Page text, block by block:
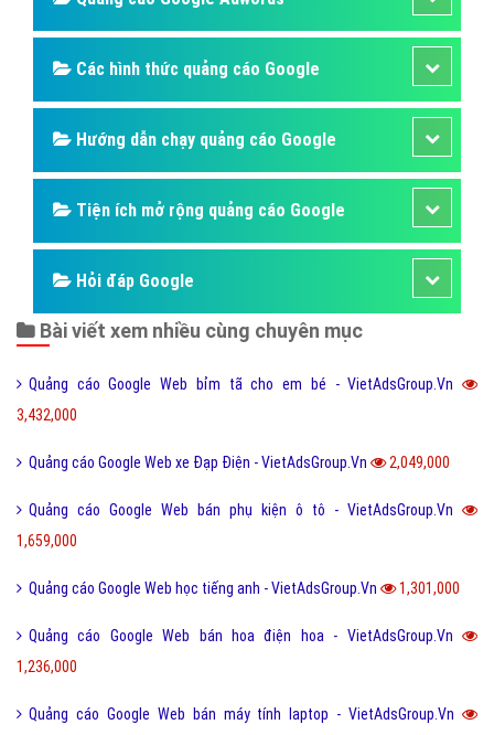
Các hình thức quảng cáo Google
Hướng dẫn chạy quảng cáo Google
Tiện ích mở rộng quảng cáo Google
Hỏi đáp Google
Bài viết xem nhiều cùng chuyên mục
Quảng cáo Google Web bỉm tã cho em bé - VietAdsGroup.Vn
3,432,000
Quảng cáo Google Web xe Đạp Điện - VietAdsGroup.Vn 2,049,000
Quảng cáo Google Web bán phụ kiện ô tô - VietAdsGroup.Vn
1,659,000
Quảng cáo Google Web học tiếng anh - VietAdsGroup.Vn 1,301,000
Quảng cáo Google Web bán hoa điện hoa - VietAdsGroup.Vn
1,236,000
Quảng cáo Google Web bán máy tính laptop - VietAdsGroup.Vn